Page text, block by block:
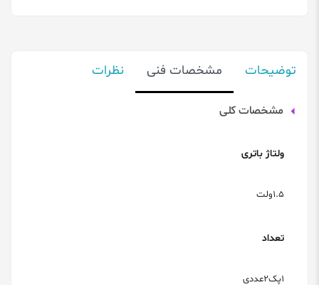
توضیحات مشخصات فنی نظرات
مشخصات کلی
ولتاژ باتری
1.5ولت
تعداد
1پک2عددی